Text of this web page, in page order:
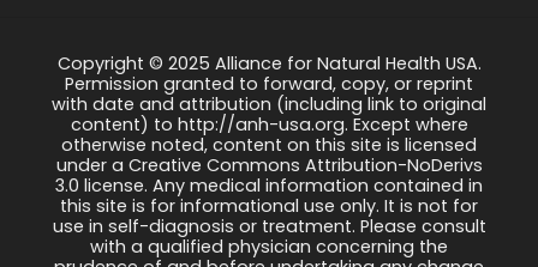
Copyright © 2025 Alliance for Natural Health USA.
Permission granted to forward, copy, or reprint
with date and attribution (including link to original
content) to http://anh-usa.org. Except where
otherwise noted, content on this site is licensed
under a Creative Commons Attribution-NoDerivs
3.0 license. Any medical information contained in
this site is for informational use only. It is not for
use in self-diagnosis or treatment. Please consult
with a qualified physician concerning the